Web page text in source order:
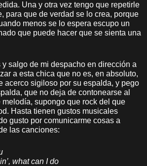
Una y otra vez tengo que repetirle
para que de verdad se lo crea, porque
menos se lo espera escupo un
que puede hacer que se sienta una
salgo de mi despacho en dirección a
a esta chica que no es, en absoluto,
acerco sigiloso por su espalda, y pego
que no deja de contonearse al
melodía, supongo que rock del que
Hasta tienen gustos musicales
gusto por comunicarme cosas a
las canciones:
what can I do